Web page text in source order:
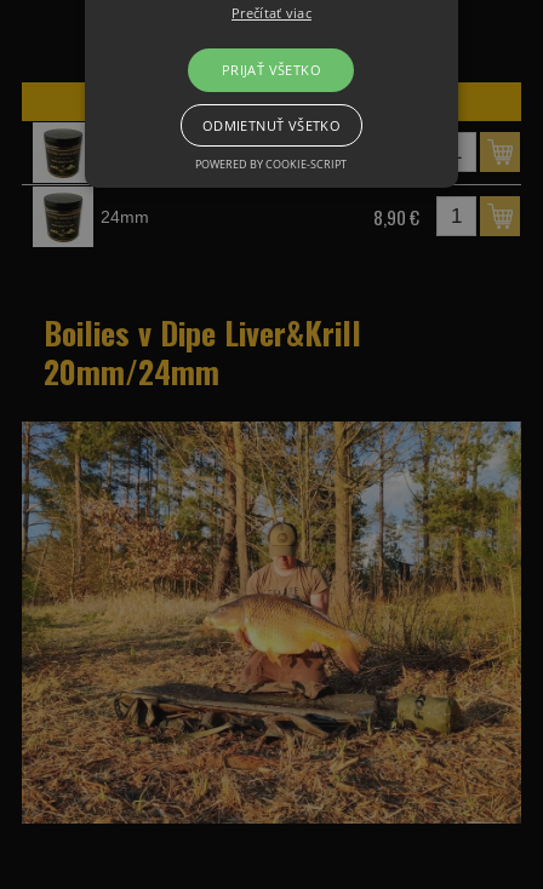
bolies v dipe Dostupnosť
24mm 8,90 €
Boilies v Dipe Liver&Krill
20mm/24mm
Prečítať viac
PRIJAŤ VŠETKO
ODMIETNUŤ VŠETKO
POWERED BY COOKIE-SCRIPT